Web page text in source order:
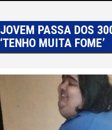
JOVEM PASSA DOS
‘TENHO MUITA FOME’